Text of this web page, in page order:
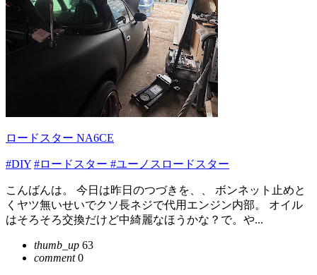
ロードスター NA6CE
#DIY #ロードスター #ユーノスロードスター
こんばんは。 今日は昨日のつづきを、、 ボンネット止めと
くヤツ無いせいでクソ長ネジで代用エンジン内部。 オイル
はそろそろ交換だけど中綺麗なほうかな？で。や...
thumb_up 63
comment0